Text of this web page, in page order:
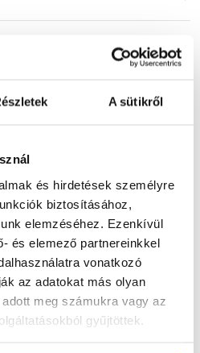
A sütikről
és hirdetések személyre
biztosításához,
elemzéséhez. Ezenkívül
és elemező partnereinkkel
vonatkozó
az adatokat más olyan
meg számukra vagy az
gyűjtöttek.